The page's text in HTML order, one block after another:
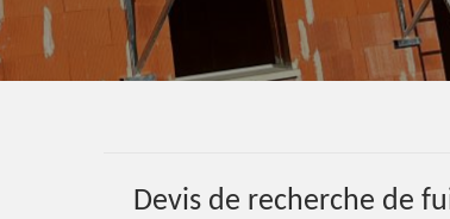
Devis de recherche de